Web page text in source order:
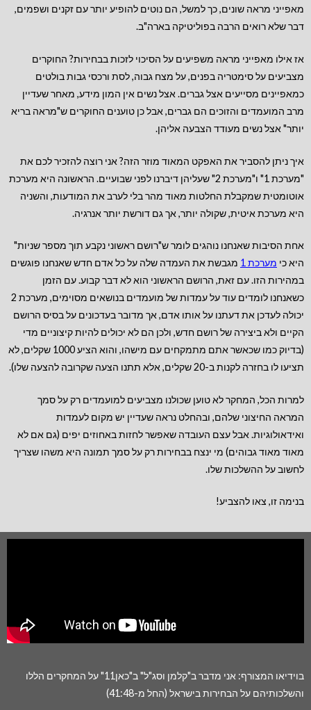
מאפייני מראה שונים, כך למשל, הם נוטים להופיע יותר עם זקנים ושפמים,
דבר שלא רואים הרבה בפוליטיקה בארה"ב.
אז אילו מאפייני מראה משפיעים על הסיכוי לזכות בבחירות? החוקרים
מצביעים על סימטריה בפנים, על מצח גבוה, לסת ורכסי גבות בולטים
כמאפיינים מסייעים אצל גברים. אצל נשים אין המון מידע, מאחר שעדיין
מרב המועמדים והזוכים הם גברים, אבל כן טוענים החוקרים ש"מראה בריא
יותר" אצל נשים מעודד הצבעה אליהן.
איך ניתן להסביר את האפקט המאוד מוזר הזה? אני רוצה להזכיר לכם את
"מערכת 1" ו"מערכת 2" שעליהן דיברנו לפני שבועיים. הראשונה היא מערכת
אוטומטית שמקבלת החלטות מאוד מהר בלי לערב את המודעות, והשניה
היא מערכת איטית, שקולה יותר, אך גם דורשת יותר אנרגיה.
אחת הסיבות שאנחנו נוהגים לומר ש"רושם ראשוני נקבע תוך מספר שניות"
היא כי מערכת 1
מגבשת את העמדה שלה על כל אדם חדש שאנחנו פוגשים
במהירות הזו. עם זאת, הרושם הראשוני הוא לא דבר קבוע. עם הזמן
כשאנחנו לומדים עוד על עמדות של מועמדים בנושאים מסוימים, מערכת 2
יכולה לעדכן את דעתנו על אותו אדם, אך מדובר בעדכונים על בסיס הרושם
הקיים ולא ביצירה של רושם חדש, ולכן הם לא יכולים להיות קיצוניים מדי
(בדיוק כמו שכאשר אתם מתמקחים עם מישהו, והוא הציע 1000 שקלים, לא
תציעו לו בחזרה לקנות ב-20 שקלים, אלא תתנו הצעה שקרובה להצעה שלו).
למרות הכל, המחקר לא טוען שכולנו מצביעים למועמדים רק על סמך
המראה החיצוני שלהם, ובהחלט נראה שעדיין יש מקום לעמדות
ואידאולוגיות. אבל עצם העובדה שאפשר לחזות באחוזים יפים (גם אם לא
מאוד מאוד גבוהים) מי ינצח בבחירות רק על סמך תמונה היא משהו שצריך
לחשוב על ההשלכות שלו.
בנימה זו, צאו להצביע!
בוידיאו המצורף: אני מדבר ב"קלמן וסג"ל" ב"כאן11" על המחקרים הללו
והשלכותיהם על הבחירות בישראל (החל מ-41:48)